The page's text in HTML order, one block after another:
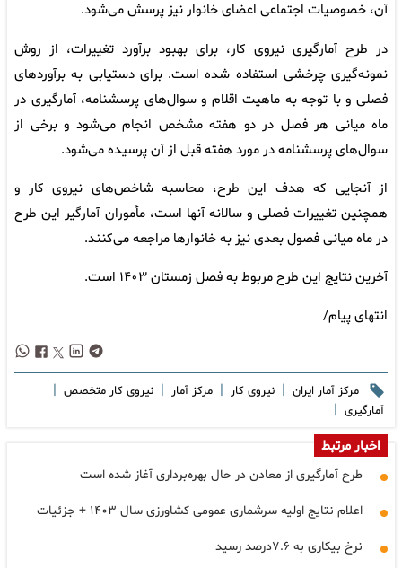
آن، خصوصیات اجتماعی اعضای خانوار نیز پرسش می‌شود.
در طرح آمارگیری نیروی کار، برای بهبود برآورد تغییرات، از روش
نمونه‌گیری چرخشی استفاده شده است. برای دستیابی به برآوردهای
فصلی و با توجه به ماهیت اقلام و سوال‌های پرسشنامه، آمارگیری در
ماه میانی هر فصل در دو هفته مشخص انجام می‌شود و برخی از
سوال‌های پرسشنامه در مورد هفته قبل از آن پرسیده می‌شود.
از آنجایی که هدف این طرح، محاسبه شاخص‌های نیروی کار و
همچنین تغییرات فصلی و سالانه آنها است، مأموران آمارگیر این طرح
در ماه میانی فصول بعدی نیز به خانوارها مراجعه می‌کنند.
آخرین نتایج این طرح مربوط به فصل زمستان ۱۴۰۳ است.
انتهای پیام/
مرکز آمار ایران | نیروی کار | مرکز آمار | نیروی کار متخصص |
آمارگیری |
اخبار مرتبط
طرح آمارگیری از معادن در حال بهره‌برداری آغاز شده است
اعلام نتایج اولیه سرشماری عمومی کشاورزی سال ۱۴۰۳ + جزئیات
نرخ بیکاری به ۷.۶درصد رسید